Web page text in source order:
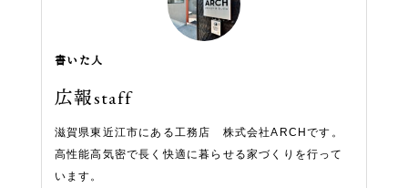
書いた人
広報staff
滋賀県東近江市にある工務店 株式会社ARCHです。
高性能高気密で長く快適に暮らせる家づくりを行って
います。